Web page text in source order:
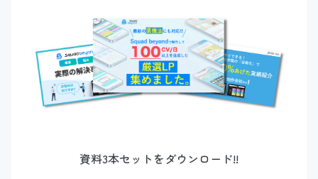
資料3本セットをダウンロード!!